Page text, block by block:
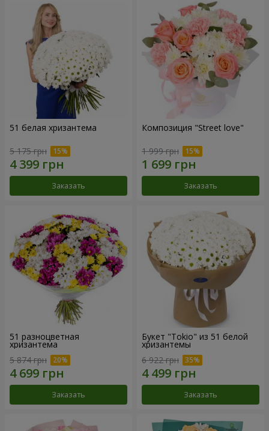
51 белая хризантема
5 175 грн
Заказать
Композиция "Street love"
1 999 грн
Заказать
51 разноцветная
хризантема
5 874 грн
Заказать
Букет "Tokio" из 51 белой
хризантемы
6 922 грн
Заказать